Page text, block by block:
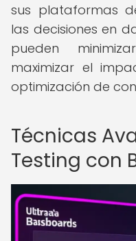
sus plataformas
las decisiones en
pueden
maximizar el
optimización de
Técnicas
Testing con